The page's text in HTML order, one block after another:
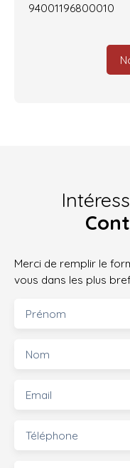
94001196800010
Merci de remplir le
vous dans les plus
Prénom
Nom
Email
Téléphone